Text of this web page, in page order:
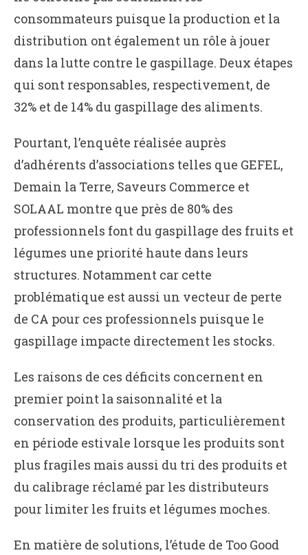
consommateurs puisque la production et la
distribution ont également un rôle à jouer
dans la lutte contre le gaspillage. Deux étapes
qui sont responsables, respectivement, de
32% et de 14% du gaspillage des aliments.
Pourtant, l’enquête réalisée auprès
d’adhérents d’associations telles que GEFEL,
Demain la Terre, Saveurs Commerce et
SOLAAL montre que près de 80% des
professionnels font du gaspillage des fruits et
légumes une priorité haute dans leurs
structures. Notamment car cette
problématique est aussi un vecteur de perte
de CA pour ces professionnels puisque le
gaspillage impacte directement les stocks.
Les raisons de ces déficits concernent en
premier point la saisonnalité et la
conservation des produits, particulièrement
en période estivale lorsque les produits sont
plus fragiles mais aussi du tri des produits et
du calibrage réclamé par les distributeurs
pour limiter les fruits et légumes moches.
En matière de solutions, l’étude de Too Good